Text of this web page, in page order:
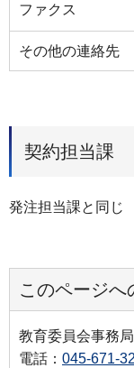
ファクス
その他の連絡先
契約担当課
発注担当課と同じ
このページへ
教育委員会事務
電話： 045-671-